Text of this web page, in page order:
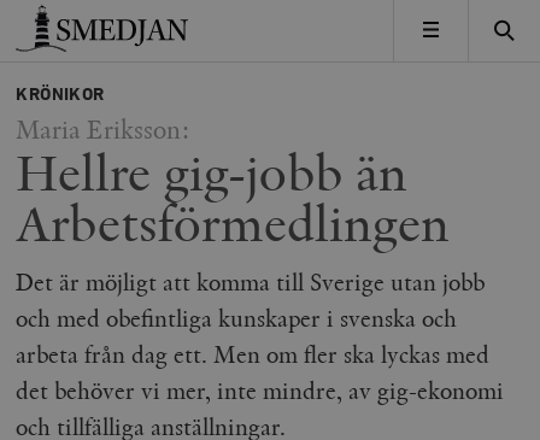
Timbro
MENY
KRÖNIKOR
Maria Eriksson:
Hellre gig-jobb än
Arbetsförmedlingen
Det är möjligt att komma till Sverige utan jobb
och med obefintliga kunskaper i svenska och
arbeta från dag ett. Men om fler ska lyckas med
det behöver vi mer, inte mindre, av gig-ekonomi
och tillfälliga anställningar.